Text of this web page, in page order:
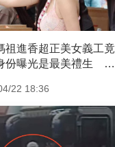
祖進香超正美女義工竟
份曝光是最美禮生 一
22 18:36